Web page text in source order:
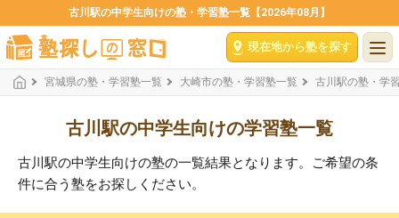
古川駅の中学生向けの塾・学習塾一覧【2026年08月】
現在地から塾を探す
宮城県の塾・学習塾一覧 大崎市の塾・学習塾一覧 古川駅の塾・学
古川駅の中学生向けの学習塾一覧
古川駅の中学生向けの塾の一覧結果となります。ご希望の条
件に合う塾をお探しください。